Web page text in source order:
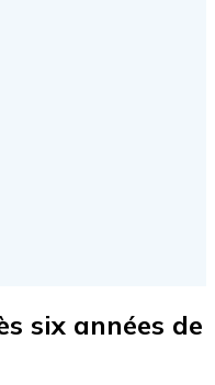
six années de